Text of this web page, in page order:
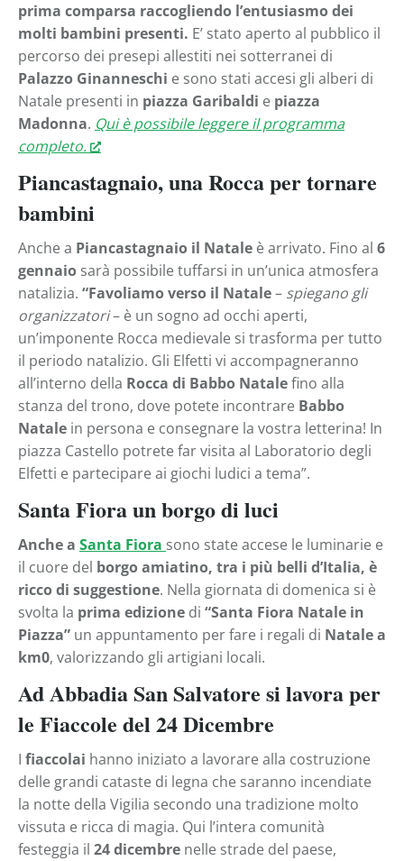
prima comparsa raccogliendo l’entusiasmo dei
molti bambini presenti. E’ stato aperto al pubblico il
percorso dei presepi allestiti nei sotterranei di
Palazzo Ginanneschi e sono stati accesi gli alberi di
Natale presenti in piazza Garibaldi e piazza
Madonna. Qui è possibile leggere il programma
completo.
Piancastagnaio, una Rocca per tornare
bambini
Anche a Piancastagnaio il Natale è arrivato. Fino al 6
gennaio sarà possibile tuffarsi in un’unica atmosfera
natalizia. “Favoliamo verso il Natale– spiegano gli
organizzatori– è un sogno ad occhi aperti,
un’imponente Rocca medievale si trasforma per tutto
il periodo natalizio. Gli Elfetti vi accompagneranno
all’interno della Rocca di Babbo Natalefino alla
stanza del trono, dove potete incontrare Babbo
Natale in persona e consegnare la vostra letterina! In
piazza Castello potrete far visita al Laboratorio degli
Elfetti e partecipare ai giochi ludici a tema”.
Santa Fiora un borgo di luci
Anche a Santa Fiora sono state accese le luminarie e
il cuore del borgo amiatino, tra i più belli d’Italia, è
ricco di suggestione. Nella giornata di domenica si è
svolta la prima edizione di “Santa Fiora Natale in
Piazza” un appuntamento per fare i regali di Natale a
km0, valorizzando gli artigiani locali.
Ad Abbadia San Salvatore si lavora per
le Fiaccole del 24 Dicembre
I fiaccolai hanno iniziato a lavorare alla costruzione
delle grandi cataste di legna che saranno incendiate
la notte della Vigilia secondo una tradizione molto
vissuta e ricca di magia. Qui l’intera comunità
festeggia il 24 dicembre nelle strade del paese,